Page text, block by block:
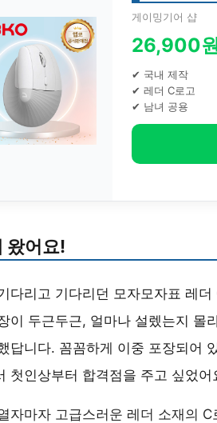
게이밍기어 샵
26,900
✔ 국내 제작
✔ 레더 C로고
✔ 남녀 공용
왔어요!
다리고 기다리던 모자모자표 레
이 두근두근, 얼마나 설렜는지 몰
답니다. 꼼꼼하게 이중 포장되어
첫인상부터 합격점을 주고 싶었어
자마자 고급스러운 레더 소재의